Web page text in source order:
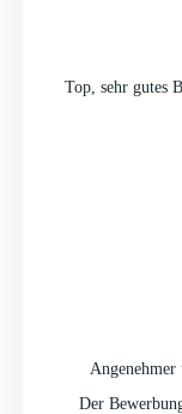
Top, sehr gutes
Angenehmer
Der